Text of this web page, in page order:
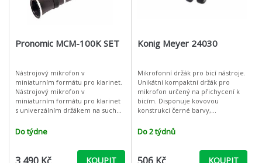
Pronomic MCM-100K SET
Nástrojový mikrofon v
miniaturním formátu pro klarinet.
Nástrojový mikrofon v
miniaturním formátu pro klarinet
s univerzálním držákem na suchý
obzvláště vhodné pro klarinet,
průměr až 5
Do týdne
3 490 Kč KOUPIT
Konig Meyer 24030
Mikrofonní držák pro bicí nástroje.
Unikátní kompaktní držák pro
mikrofon určený na přichycení k
bicím. Disponuje kovovou
konstrukcí černé barvy,
systémem, gumovou vložkou pro
absorpci hluku a náraz
Do 2 týdnů
506 Kč KOUPIT